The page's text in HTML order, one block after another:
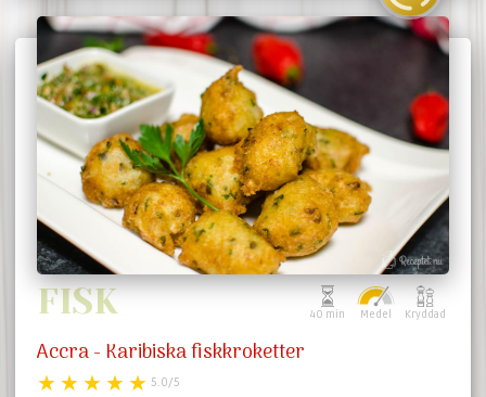
FISK 40 min Medel Kryddad
Accra - Karibiska fiskkroketter
5.0/5